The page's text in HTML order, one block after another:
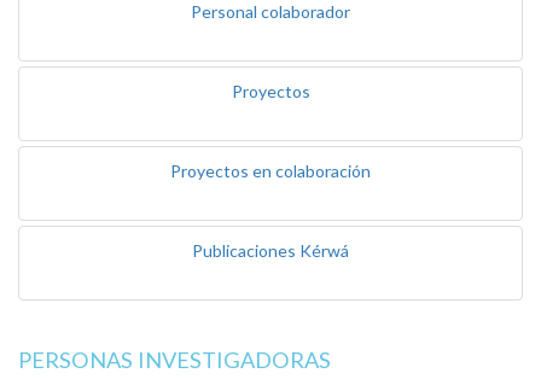
Personal colaborador
Proyectos
Proyectos en colaboración
Publicaciones Kérwá
PERSONAS INVESTIGADORAS